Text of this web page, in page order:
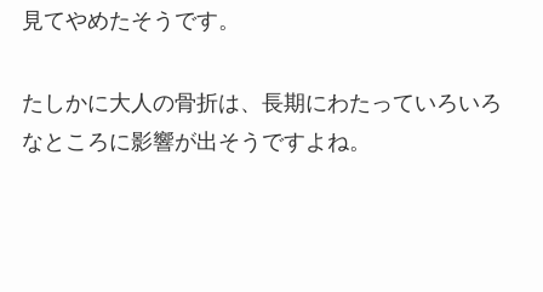
見てやめたそうです。
たしかに大人の骨折は、長期にわたっていろいろ
なところに影響が出そうですよね。